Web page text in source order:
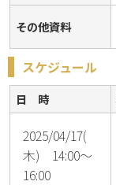
その他資料
スケジュール
日 時
2025/04/17(
木) 14:00～
16:00